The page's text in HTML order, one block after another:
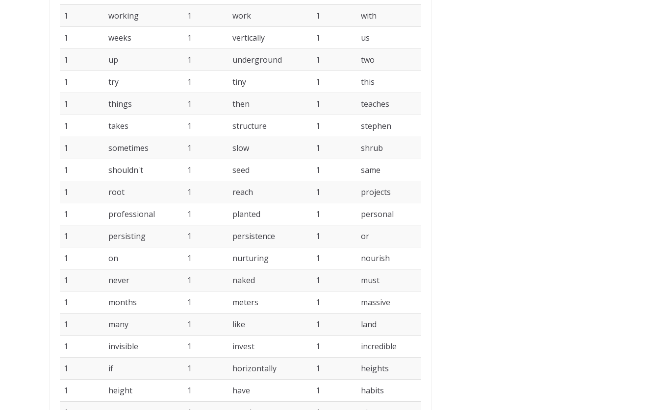
1 working 1 work 1 with
1 weeks 1 vertically 1 us
1 up 1 underground 1 two
1 try 1 tiny 1 this
1 things 1 then 1 teaches
1 takes 1 structure 1 stephen
1 sometimes 1 slow 1 shrub
1 shouldn't 1 seed 1 same
1 root 1 reach 1 projects
1 professional 1 planted 1 personal
1 persisting 1 persistence 1 or
1 on 1 nurturing 1 nourish
1 never 1 naked 1 must
1 months 1 meters 1 massive
1 many 1 like 1 land
1 invisible 1 invest 1 incredible
1 if 1 horizontally 1 heights
1 height 1 have 1 habits